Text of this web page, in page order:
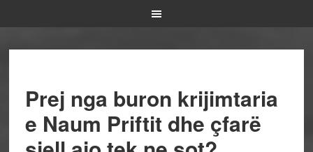
Prej nga buron krijimtaria
e Naum Priftit dhe çfarë